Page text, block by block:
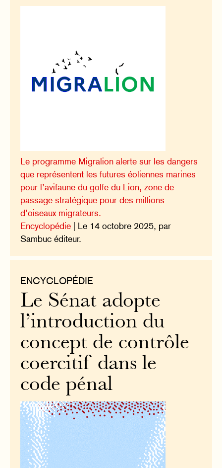
Le programme Migralion alerte sur les dangers
que représentent les futures éoliennes marines
pour l’avifaune du golfe du Lion, zone de
passage stratégique pour des millions
d’oiseaux migrateurs.
Encyclopédie | Le 14 octobre 2025, par
Sambuc éditeur.
ENCYCLOPÉDIE
Le Sénat adopte
l’introduction du
concept de contrôle
coercitif dans le
code pénal